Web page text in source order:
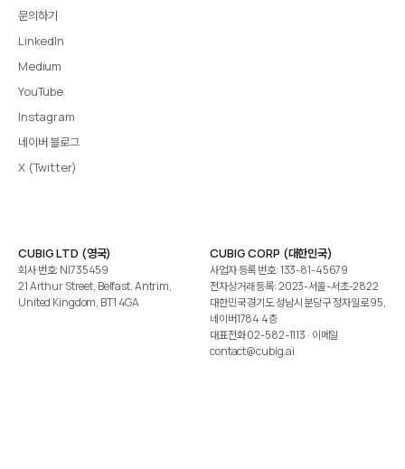
문의하기
LinkedIn
Medium
YouTube
Instagram
네이버 블로그
X (Twitter)
CUBIG LTD (영국)
회사 번호: NI735459
21 Arthur Street, Belfast, Antrim,
United Kingdom, BT1 4GA
CUBIG CORP (대한민국)
사업자 등록 번호: 133-81-45679
전자상거래 등록: 2023-서울-서초-2822
대한민국 경기도 성남시 분당구 정자일로 95,
네이버1784 4층
대표전화02-582-1113 · 이메일
contact@cubig.ai